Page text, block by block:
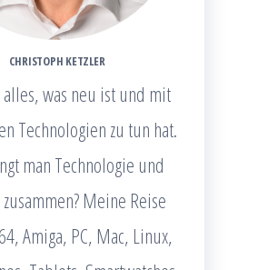
CHRISTOPH KETZLER
was neu ist und mit
Technologien zu tun hat.
man Technologie und
Meine Reise
Amiga, PC, Mac, Linux,